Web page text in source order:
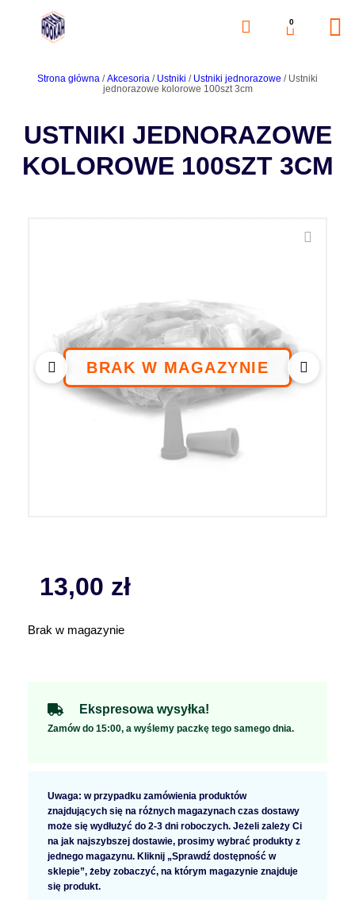
0
Strona główna /Akcesoria / Ustniki / Ustniki jednorazowe / Ustniki
jednorazowe kolorowe 100szt 3cm
USTNIKI JEDNORAZOWE
KOLOROWE 100SZT 3CM
13,00 zł
Brak w magazynie
Ekspresowa wysyłka!
Zamów do 15:00, a wyślemy paczkę tego samego dnia.
Uwaga: w przypadku zamówienia produktów
znajdujących się na różnych magazynach czas dostawy
może się wydłużyć do 2-3 dni roboczych. Jeżeli zależy Ci
na jak najszybszej dostawie, prosimy wybrać produkty z
jednego magazynu. Kliknij „Sprawdź dostępność w
sklepie”, żeby zobaczyć, na którym magazynie znajduje
się produkt.